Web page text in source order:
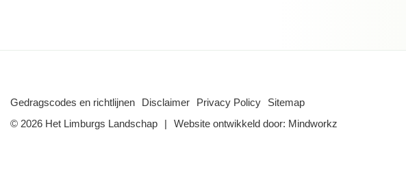
Gedragscodes en richtlijnen Disclaimer Privacy Policy
Sitemap
© 2026 Het Limburgs Landschap
Website ontwikkeld door: Mindworkz